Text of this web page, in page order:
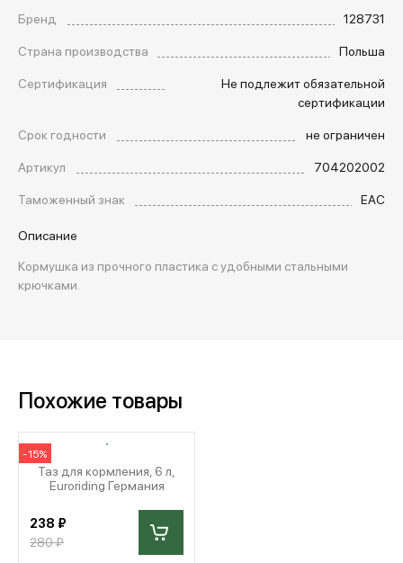
Бренд
128731
Страна производства
Польша
Сертификация
Не подлежит обязательной
сертификации
Срок годности
не ограничен
Артикул
704202002
Таможенный знак
EAC
Описание
Кормушка из прочного пластика с удобными стальными
крючками.
Похожие товары
-15%
Таз для кормления, 6 л,
Euroriding Германия
238 ₽
280 ₽